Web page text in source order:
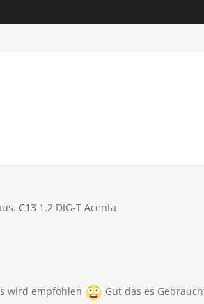
C13 1.2 DIG-T Acenta
wird empfohlen Gut das es